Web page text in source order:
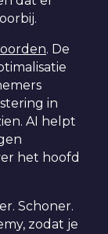
. De
in
AI helpt
het hoofd
Schoner.
zodat je